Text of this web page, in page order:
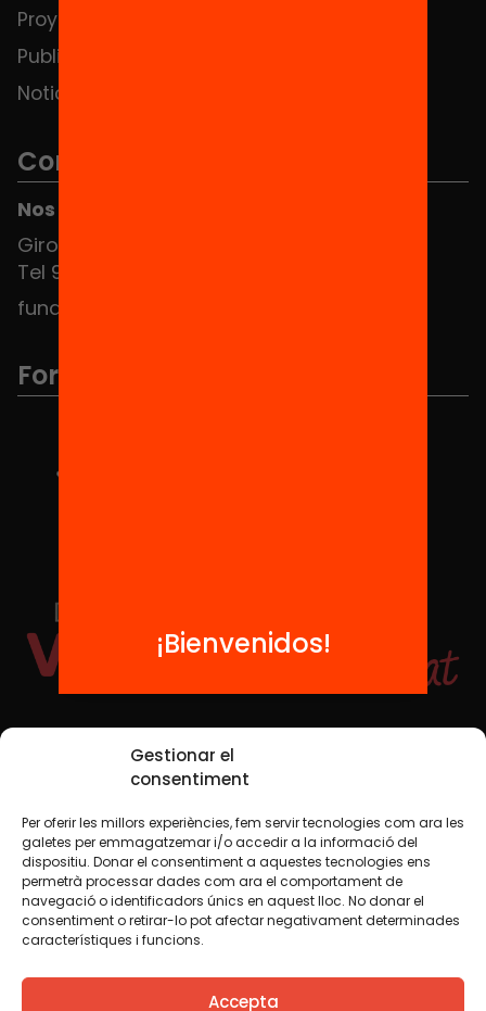
Gestionar el
consentiment
Per oferir les millors experiències, fem servir tecnologies com ara les
galetes per emmagatzemar i/o accedir a la informació del
dispositiu. Donar el consentiment a aquestes tecnologies ens
permetrà processar dades com ara el comportament de
navegació o identificadors únics en aquest lloc. No donar el
consentiment o retirar-lo pot afectar negativament determinades
característiques i funcions.
Accepta
Proyectos
Publicaciones y vídeos
Noticias
Contacto
Nos puedes encontrar en el HUB Social
Girona 34, interior 08010 Barcelona
Tel 934 588 700
fundacio@equitat.org
Formamos parte de...
Redes sociales
TWT YTB IG FB IN
Aviso legalPolítica de cookies
Creemos que el conocimiento debe compartirse. Por eso
utilizamos una licencia Creative Commons, salvo que en
¡Bienvenidos!